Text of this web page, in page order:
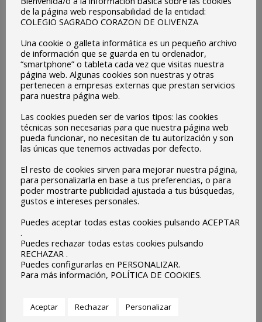
el Día de la Paz, y cómo cada año la comunidad educativa
del colegio quiere celebrarlo con las familias, los alumnos y
con todo el mundo que quiera sumarse, para aportar
nuestras mejores intenciones intentando construir un
mundo mejor desde la paz.
Este año tan especial no podemos celebrarlo como cada
año en el patio del colegio por la normativa COVID, pero
veamos TODOS JUNTOS el VIERNES a las 13.30 horas.
de la página web responsabilidad de la entidad:
COLEGIO SAGRADO CORAZON DE OLIVENZA
Una cookie o galleta informática es un pequeño archivo
de información que se guarda en tu ordenador,
“smartphone” o tableta cada vez que visitas nuestra
página web. Algunas cookies son nuestras y otras
pertenecen a empresas externas que prestan servicios
para nuestra página web.
Las cookies pueden ser de varios tipos: las cookies
técnicas son necesarias para que nuestra página web
pueda funcionar, no necesitan de tu autorización y son
las únicas que tenemos activadas por defecto.
El resto de cookies sirven para mejorar nuestra página,
para personalizarla en base a tus preferencias, o para
poder mostrarte publicidad ajustada a tus búsquedas,
gustos e intereses personales.
Puedes aceptar todas estas cookies pulsando ACEPTAR
.
Puedes rechazar todas estas cookies pulsando
RECHAZAR .
Puedes configurarlas en PERSONALIZAR.
Para más información, POLÍTICA DE COOKIES.
Aceptar Rechazar Personalizar